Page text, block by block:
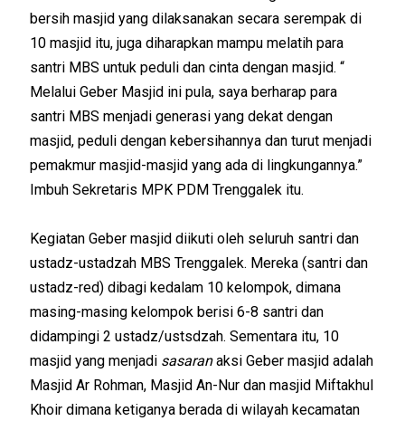
bersih masjid yang dilaksanakan secara serempak di
10 masjid itu, juga diharapkan mampu melatih para
santri MBS untuk peduli dan cinta dengan masjid. “
Melalui Geber Masjid ini pula, saya berharap para
santri MBS menjadi generasi yang dekat dengan
masjid, peduli dengan kebersihannya dan turut menjadi
pemakmur masjid-masjid yang ada di lingkungannya.”
Imbuh Sekretaris MPK PDM Trenggalek itu.
Kegiatan Geber masjid diikuti oleh seluruh santri dan
ustadz-ustadzah MBS Trenggalek. Mereka (santri dan
ustadz-red) dibagi kedalam 10 kelompok, dimana
masing-masing kelompok berisi 6-8 santri dan
didampingi 2 ustadz/ustsdzah. Sementara itu, 10
masjid yang menjadi sasaranaksi Geber masjid adalah
Masjid Ar Rohman, Masjid An-Nur dan masjid Miftakhul
Khoir dimana ketiganya berada di wilayah kecamatan